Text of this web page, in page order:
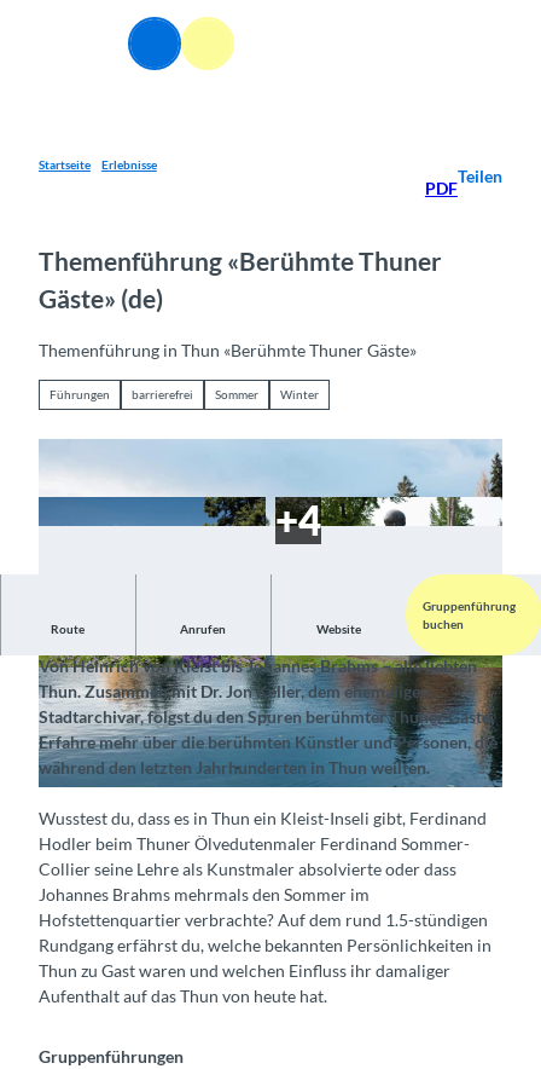
Informationen
Suche Menü
Startseite Erlebnisse
PDF
Teilen
Themenführung «Berühmte Thuner
Gäste» (de)
Themenführung in Thun «Berühmte Thuner Gäste»
Führungen barrierefrei Sommer Winter
© Thun-Thunersee Tourismus, Interlaken Touri
smus |CC-BY-SA
© Thun-Thunersee Tourismus, Interlaken Touri
smus |
CC-BY-SA
Route Anrufen Website
Gruppenführung
buchen
Begib dich auf die Spuren bekannter Persönlichkeiten
Von Heinrich von Kleist bis Johannes Brahms – alle liebten
Thun. Zusammen mit Dr. Jon Keller, dem ehemaligen
Stadtarchivar, folgst du den Spuren berühmter Thuner Gäste.
Erfahre mehr über die berühmten Künstler und Personen, die
während den letzten Jahrhunderten in Thun weilten.
Wusstest du, dass es in Thun ein Kleist-Inseli gibt, Ferdinand
Hodler beim Thuner Ölvedutenmaler Ferdinand Sommer-
Collier seine Lehre als Kunstmaler absolvierte oder dass
Johannes Brahms mehrmals den Sommer im
Hofstettenquartier verbrachte? Auf dem rund 1.5-stündigen
Rundgang erfährst du, welche bekannten Persönlichkeiten in
Thun zu Gast waren und welchen Einfluss ihr damaliger
Aufenthalt auf das Thun von heute hat.
Gruppenführungen